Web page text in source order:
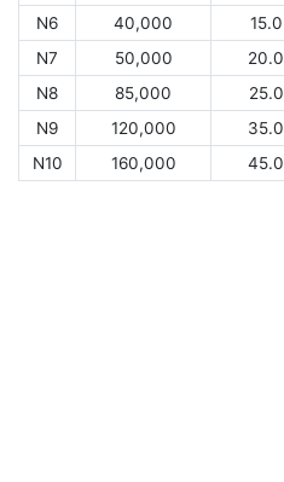
N6
40,000 15.0
N7
50,000 20.0
N8
85,000 25.0
N9
120,000 35.0
N10
160,000 45.0